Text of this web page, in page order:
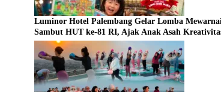
Luminor Hotel Palembang Gelar Lomba
Sambut HUT ke-81 RI, Ajak Anak Asah